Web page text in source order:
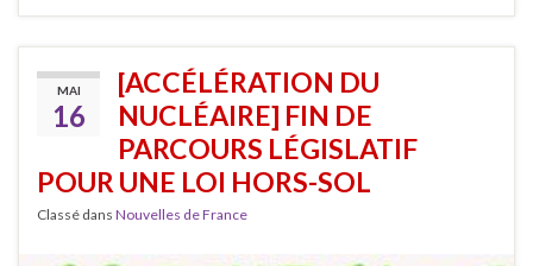
MAI
16
[ACCÉLÉRATION DU
NUCLÉAIRE] FIN DE
PARCOURS LÉGISLATIF
POUR UNE LOI HORS-SOL
Classé dans Nouvelles de France